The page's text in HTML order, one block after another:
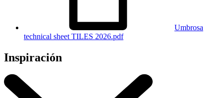
Umbrosa
technical sheet TILES 2026.pdf
Inspiración